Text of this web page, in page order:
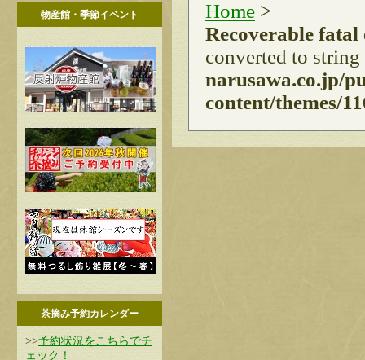
物産館・季節イベント
茶摘み予約カレンダー
>>予約状況をこちらでチ
ェック！
Home >
Recoverable
converted to
narusawa.co.jp/
content/themes/